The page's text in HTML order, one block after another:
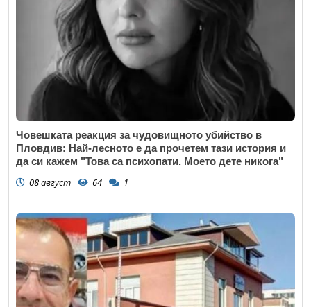
Човешката реакция за чудовищното убийство в
Пловдив: Най-лесното е да прочетем тази история и
да си кажем "Това са психопати. Моето дете никога"
08 август 64 1